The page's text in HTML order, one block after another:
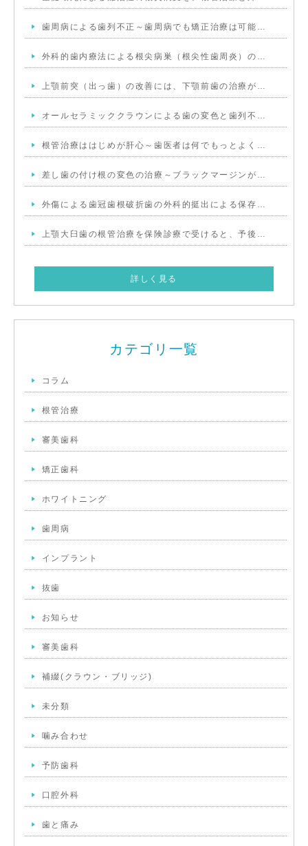
歯周病による歯列不正～歯周病でも矯正治療は可能…
外科的歯内療法による根尖病巣（根尖性歯周炎）の…
上顎前突（出っ歯）の改善には、下顎前歯の治療が…
オールセラミッククラウンによる歯の変色と歯列不…
根管治療ははじめが肝心～歯医者は何でもっとよく…
差し歯の付け根の変色の治療～ブラックマージンが…
外傷による歯冠歯根破折歯の外科的挺出による保存…
上顎大臼歯の根管治療を保険診療で受けると、予後…
詳しく見る
カテゴリ一覧
コラム
根管治療
審美歯科
矯正歯科
ホワイトニング
歯周病
インプラント
抜歯
お知らせ
審美歯科
補綴(クラウン・ブリッジ)
未分類
噛み合わせ
予防歯科
口腔外科
歯と痛み